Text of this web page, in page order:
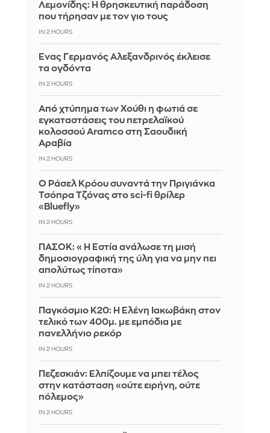
Λεμονίδης: Η θρησκευτική παράδοση
που τήρησαν με τον γιο τους
IN 2 HOURS
Ένας Γερμανός Αλεξανδρινός έκλεισε
τα ογδόντα
IN 2 HOURS
Από χτύπημα των Χούθι η φωτιά σε
εγκαταστάσεις του πετρελαϊκού
κολοσσού Aramco στη Σαουδική
Αραβία
IN 2 HOURS
Ο Ράσελ Κρόου συναντά την Πριγιάνκα
Τσόπρα Τζόνας στο sci-fi θρίλερ
«Bluefly»
IN 2 HOURS
ΠΑΣΟΚ: «Η Εστία ανάλωσε τη μισή
δημοσιογραφική της ύλη για να μην πει
απολύτως τίποτα»
IN 2 HOURS
Παγκόσμιο Κ20: Η Ελένη Ιακωβάκη στον
τελικό των 400μ. με εμπόδια με
πανελλήνιο ρεκόρ
IN 2 HOURS
Πεζεσκιάν: Ελπίζουμε να μπει τέλος
στην κατάσταση «ούτε ειρήνη, ούτε
πόλεμος»
IN 2 HOURS